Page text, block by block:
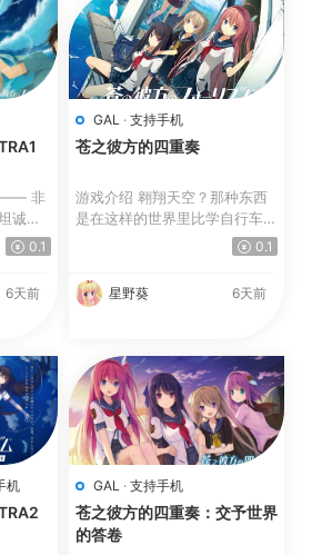
―― 非
诚内
... 0.1
6天前
GAL · 支持手机
苍之彼方的四重奏
游戏介绍 翱翔天空？那种东西
是在这样的世界里比学自行车摔
个满身疮痍都要简单的...
0.1
星野葵 6天前
机 GAL · 支持手机
苍之彼方的四重奏：交予世界
的答卷